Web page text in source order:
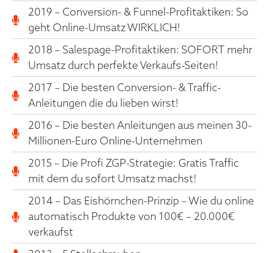
2019 – Conversion- & Funnel-Profitaktiken: So
geht Online-Umsatz WIRKLICH!
2018 – Salespage-Profitaktiken: SOFORT mehr
Umsatz durch perfekte Verkaufs-Seiten!
2017 – Die besten Conversion- & Traffic-
Anleitungen die du lieben wirst!
2016 – Die besten Anleitungen aus meinen 30-
Millionen-Euro Online-Unternehmen
2015 – Die Profi ZGP-Strategie: Gratis Traffic
mit dem du sofort Umsatz machst!
2014 – Das Eishörnchen-Prinzip – Wie du online
automatisch Produkte von 100€ – 20.000€
verkaufst